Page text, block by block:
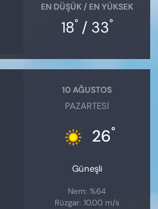
EN DÜŞÜK / EN YÜKSEK
18°/ 33°
10 AĞUSTOS
PAZARTESI
26°
Güneşli
Nem: %64
Rüzgar: 10.00 m/s